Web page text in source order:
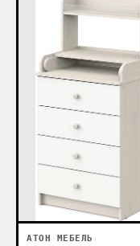
АТОН МЕБЕЛЬ